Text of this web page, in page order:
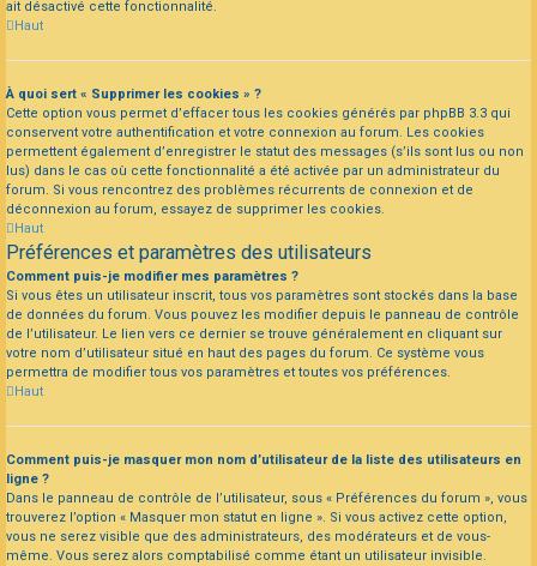
ait désactivé cette fonctionnalité.
Haut
À quoi sert « Supprimer les cookies » ?
Cette option vous permet d’effacer tous les cookies générés par phpBB 3.3 qui
conservent votre authentification et votre connexion au forum. Les cookies
permettent également d’enregistrer le statut des messages (s’ils sont lus ou non
lus) dans le cas où cette fonctionnalité a été activée par un administrateur du
forum. Si vous rencontrez des problèmes récurrents de connexion et de
déconnexion au forum, essayez de supprimer les cookies.
Haut
Préférences et paramètres des utilisateurs
Comment puis-je modifier mes paramètres ?
Si vous êtes un utilisateur inscrit, tous vos paramètres sont stockés dans la base
de données du forum. Vous pouvez les modifier depuis le panneau de contrôle
de l’utilisateur. Le lien vers ce dernier se trouve généralement en cliquant sur
votre nom d’utilisateur situé en haut des pages du forum. Ce système vous
permettra de modifier tous vos paramètres et toutes vos préférences.
Haut
Comment puis-je masquer mon nom d’utilisateur de la liste des utilisateurs en
ligne ?
Dans le panneau de contrôle de l’utilisateur, sous « Préférences du forum », vous
trouverez l’option « Masquer mon statut en ligne ». Si vous activez cette option,
vous ne serez visible que des administrateurs, des modérateurs et de vous-
même. Vous serez alors comptabilisé comme étant un utilisateur invisible.